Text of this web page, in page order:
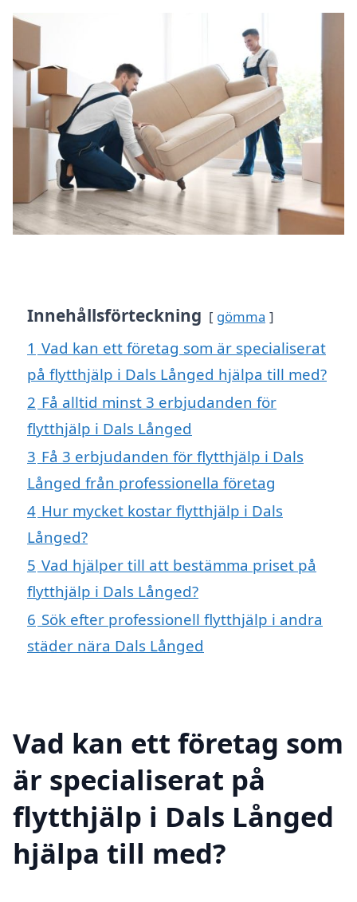
Innehållsförteckning gömma
1 Vad kan ett företag som är specialiserat
på flytthjälp i Dals Långed hjälpa till med?
2 Få alltid minst 3 erbjudanden för
flytthjälp i Dals Långed
3 Få 3 erbjudanden för flytthjälp i Dals
Långed från professionella företag
4 Hur mycket kostar flytthjälp i Dals
Långed?
5 Vad hjälper till att bestämma priset på
flytthjälp i Dals Långed?
6 Sök efter professionell flytthjälp i andra
städer nära Dals Långed
Vad kan ett företag som
är specialiserat på
flytthjälp i Dals Långed
hjälpa till med?